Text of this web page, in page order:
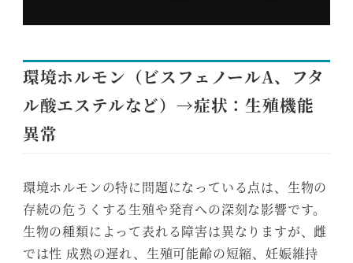
環境ホルモン（ビスフェノールA、フタ
ル酸エステルなど）→症状：生殖機能
異常
環境ホルモンの特に問題になっている点は、生物の
存続の危うくする生殖や発育への深刻な影響です。
生物の種類によって表れる障害は異なりますが、雌
では性 成熟の遅れ、生殖可能齢の短縮、妊娠維持